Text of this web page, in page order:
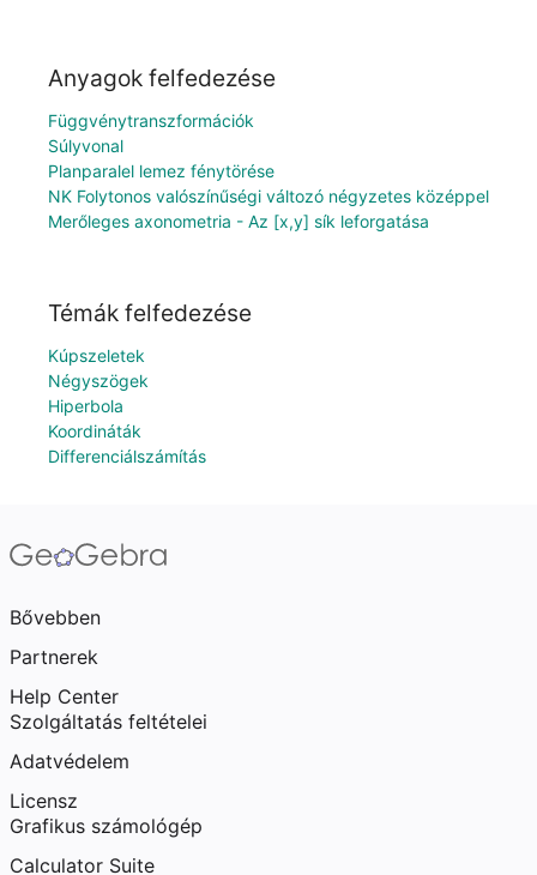
Anyagok felfedezése
Függvénytranszformációk
Súlyvonal
Planparalel lemez fénytörése
NK Folytonos valószínűségi változó négyzetes középpel
Merőleges axonometria - Az [x,y] sík leforgatása
Témák felfedezése
Kúpszeletek
Négyszögek
Hiperbola
Koordináták
Differenciálszámítás
Bővebben
Partnerek
Help Center
Szolgáltatás feltételei
Adatvédelem
Licensz
Grafikus számológép
Calculator Suite